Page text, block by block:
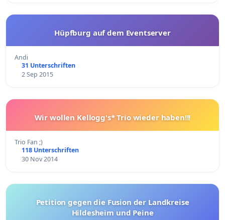
Hüpfburg auf dem Eventserver
Andi
31 Unterschriften
2 Sep 2015
Wir wollen Kellogg's* Trio wieder haben!!!
Trio Fan ;)
118 Unterschriften
30 Nov 2014
Petition gegen die Fusion der Landkreise
Hildesheim und Peine